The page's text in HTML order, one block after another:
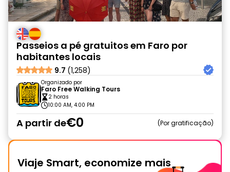
Passeios a pé gratuitos em Faro por
habitantes locais
9.7 (1,258)
Organizado por
Faro Free Walking Tours
2 horas
10:00 AM, 4:00 PM
A partir de€0 Por gratificação
Viaje Smart, economize mais